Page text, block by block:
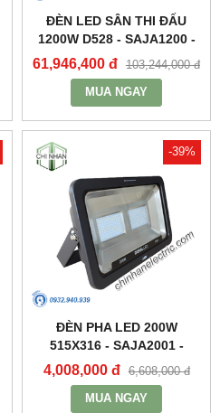
ĐÈN LED SÂN THI ĐẤU
1200W D528 - SAJA1200 -
DUHAL
61,946,400 đ 103,244,000 đ
MUA NGAY
-39%
ĐÈN PHA LED 200W
515X316 - SAJA2001 -
DUHAL
4,008,000 đ 6,608,000 đ
MUA NGAY